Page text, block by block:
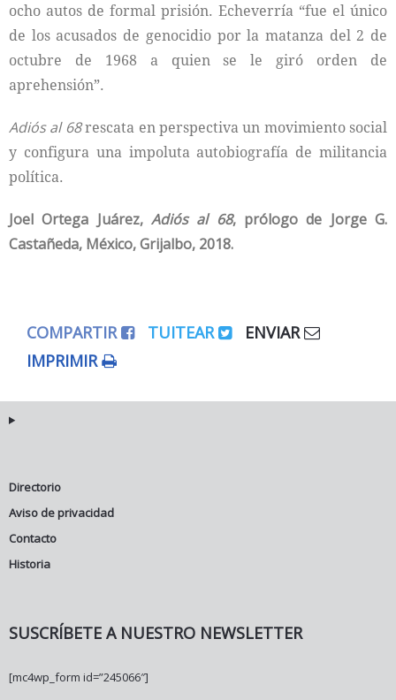
ocho autos de formal prisión. Echeverría “fue el único
de los acusados de genocidio por la matanza del 2 de
octubre de 1968 a quien se le giró orden de
aprehensión”.
Adiós al 68rescata en perspectiva un movimiento social
y configura una impoluta autobiografía de militancia
política.
Joel Ortega Juárez, Adiós al 68, prólogo de Jorge G.
Castañeda, México, Grijalbo, 2018.
COMPARTIR TUITEAR
ENVIAR
IMPRIMIR
Directorio
Aviso de privacidad
Contacto
Historia
SUSCRÍBETE A NUESTRO NEWSLETTER
[mc4wp_form id=”245066″]